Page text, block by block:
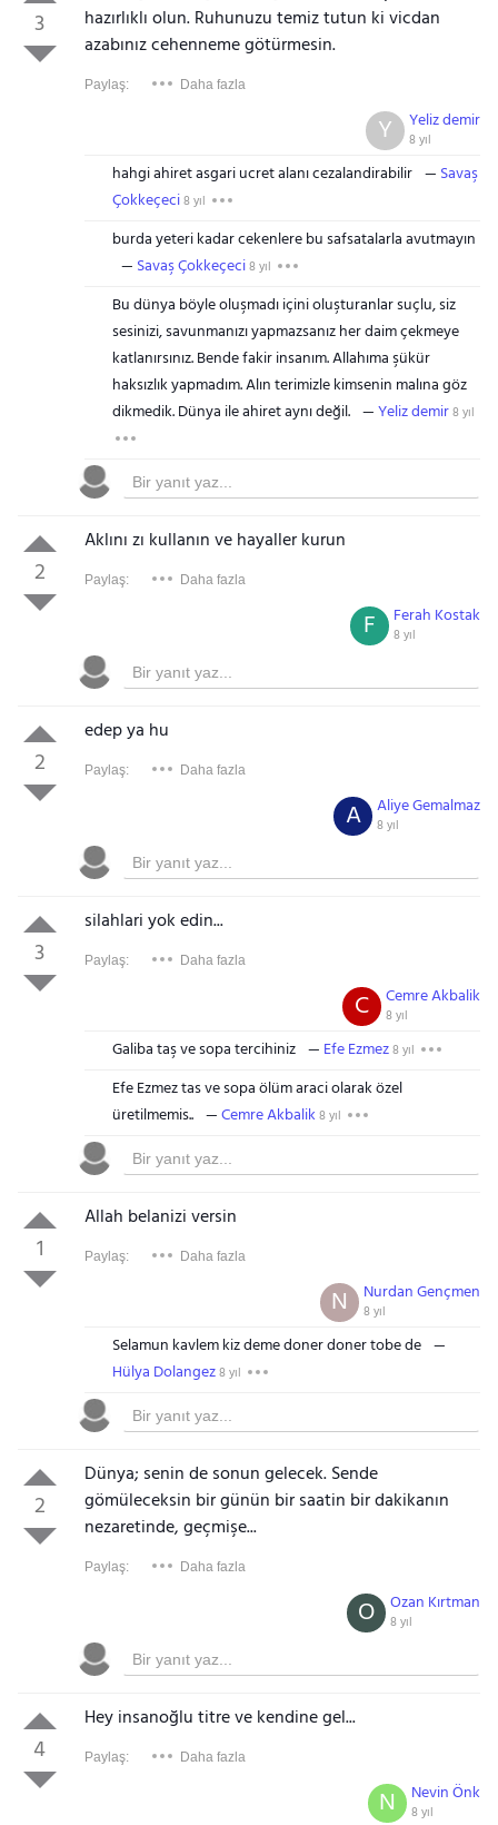
3
hazırlıklı olun. Ruhunuzu temiz tutun ki vicdan
azabınız cehenneme götürmesin.
Paylaş: Daha fazla
Yeliz demir
8 yıl
Y
hahgi ahiret asgari ucret alanı cezalandirabilir
Savaş
Çokkeçeci8 yıl
burda yeteri kadar cekenlere bu safsatalarla avutmayın
Savaş Çokkeçeci8 yıl
Bu dünya böyle oluşmadı içini oluşturanlar suçlu, siz
sesinizi, savunmanızı yapmazsanız her daim çekmeye
katlanırsınız. Bende fakir insanım. Allahıma şükür
haksızlık yapmadım. Alın terimizle kimsenin malına göz
dikmedik. Dünya ile ahiret aynı değil.
Yeliz demir8 yıl
2
Aklını zı kullanın ve hayaller kurun
Paylaş: Daha fazla
Ferah Kostak
8 yıl
F
2
edep ya hu
Paylaş: Daha fazla
Aliye Gemalmaz
8 yıl
A
3
silahlari yok edin...
Paylaş: Daha fazla
Cemre Akbalik
8 yıl
C
Galiba taş ve sopa tercihiniz Efe Ezmez8 yıl
Efe Ezmez tas ve sopa ölüm araci olarak özel
üretilmemis..
Cemre Akbalik 8 yıl
1
Allah belanizi versin
Paylaş: Daha fazla
Nurdan Gençmen
8 yıl
N
Selamun kavlem kiz deme doner doner tobe de
Hülya Dolangez8 yıl
2
Dünya; senin de sonun gelecek. Sende
gömüleceksin bir günün bir saatin bir dakikanın
nezaretinde, geçmişe...
Paylaş: Daha fazla
Ozan Kırtman
8 yıl
O
4
Hey insanoğlu titre ve kendine gel...
Paylaş: Daha fazla
Nevin Önk
8 yıl
N